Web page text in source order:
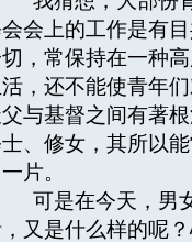
会上的工作是有
，常保持在一种
，还不能使青年
与基督之间有著
、修女，其所以
片。
可是在今天，男
又是什么样的呢